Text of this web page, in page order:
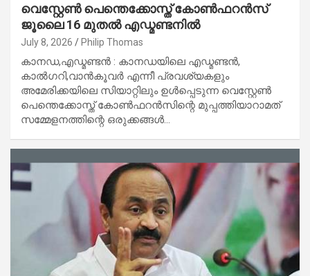
വെസ്റ്റേൺ പെന്തെക്കോസ്ത് കോൺഫറൻസ്
ജൂലൈ 16 മുതൽ എഡ്മണ്ടനിൽ
July 8, 2026 Philip Thomas
കാനഡ,എഡ്മണ്ടൻ : കാനഡയിലെ എഡ്മണ്ടൻ,
കാൽഗറി,വാൻകൂവർ എന്നീ പ്രവശ്യകളും
അമേരിക്കയിലെ സിയാറ്റിലും ഉൾപ്പെടുന്ന വെസ്റ്റേൺ
പെന്തെക്കോസ്ത് കോൺഫറൻസിന്റെ മുപ്പത്തിയാറാമത്
സമ്മേളനത്തിന്റെ ഒരുക്കങ്ങൾ…